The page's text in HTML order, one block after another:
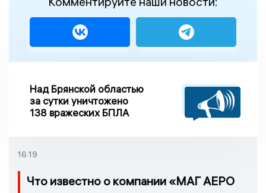
Над Брянской областью
за сутки уничтожено
138 вражеских БПЛА
16:19
Что известно о компании «МАГ АЕРО